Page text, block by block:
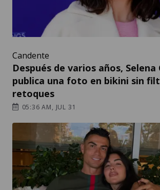
Candente
Después de varios años, Selena
publica una foto en bikini sin
retoques
05:36 AM, JUL 31